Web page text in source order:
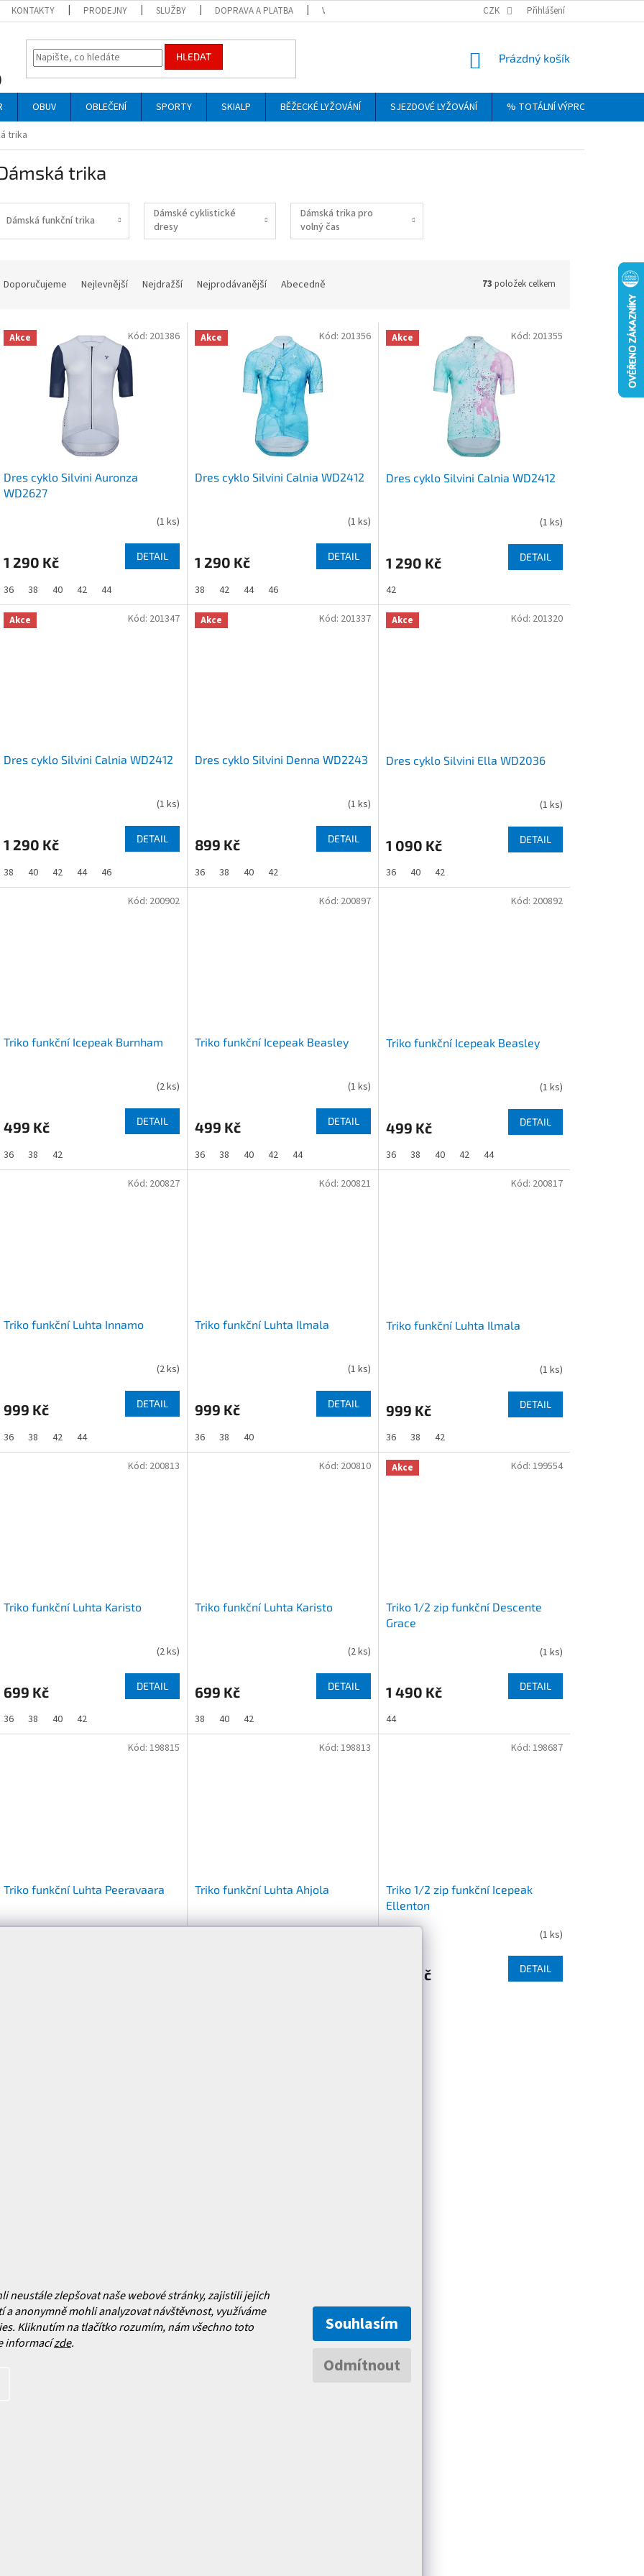
neustále zlepšovat naše webové stránky, zajistili jejich
a anonymně mohli analyzovat návštěvnost, využíváme
Kliknutím na tlačítko rozumím, nám všechno toto
informacízde.
Odmítnout
Souhlasím
KONTAKTY PRODEJNY SLUŽBY DOPRAVA A PLATBA VRÁCENÍ, VÝMĚNA A REKLAMACE ZBOŽÍ OBCHODNÍ PODMÍNKY
CZK Přihlášení
HLEDAT
NÁKUPNÍ
Prázdný košík
OBUV OBLEČENÍ SPORTY SKIALP BĚŽECKÉ LYŽOVÁNÍ SJEZDOVÉ LYŽOVÁNÍ % TOTÁLNÍ VÝPRODEJ
trika
trika
Dámská funkční trika
Dámské cyklistické
dresy
Dámská trika pro
volný čas
n
Doporučujeme Nejlevnější Nejdražší Nejprodávanější Abecedně 73 položek celkem
V Akce
Dres cyklo Silvini Auronza
WD2627
(1 ks)
1 290 Kč DETAIL
36 38 40 42 44
Kód: 201386 Akce
Dres cyklo Silvini Calnia WD2412
(1 ks)
1 290 Kč DETAIL
38 42 44 46
Kód: 201356 Akce
Dres cyklo Silvini Calnia WD2412
(1 ks)
1 290 Kč DETAIL
42
Kód: 201355
Akce
Dres cyklo Silvini Calnia WD2412
(1 ks)
1 290 Kč DETAIL
38 40 42 44 46
Kód: 201347 Akce
Dres cyklo Silvini Denna WD2243
(1 ks)
899 Kč DETAIL
36 38 40 42
Kód: 201337 Akce
Dres cyklo Silvini Ella WD2036
(1 ks)
1 090 Kč DETAIL
36 40 42
Kód: 201320
Triko funkční Icepeak Burnham
(2 ks)
499 Kč DETAIL
36 38 42
Kód: 200902
Triko funkční Icepeak Beasley
(1 ks)
499 Kč DETAIL
36 38 40 42 44
Kód: 200897
Triko funkční Icepeak Beasley
(1 ks)
499 Kč DETAIL
36 38 40 42 44
Kód: 200892
Triko funkční Luhta Innamo
(2 ks)
999 Kč DETAIL
36 38 42 44
Kód: 200827
Triko funkční Luhta Ilmala
(1 ks)
999 Kč DETAIL
36 38 40
Kód: 200821
Triko funkční Luhta Ilmala
(1 ks)
999 Kč DETAIL
36 38 42
Kód: 200817
Triko funkční Luhta Karisto
(2 ks)
699 Kč DETAIL
36 38 40 42
Kód: 200813
Triko funkční Luhta Karisto
(2 ks)
699 Kč DETAIL
38 40 42
Kód: 200810 Akce
Triko 1/2 zip funkční Descente
Grace
(1 ks)
1 490 Kč DETAIL
44
Kód: 199554
Triko funkční Luhta Peeravaara
Kód: 198815
Triko funkční Luhta Ahjola
Kód: 198813
Triko 1/2 zip funkční Icepeak
Ellenton
(1 ks)
999 Kč DETAIL
Kód: 198687
platba
a reklamace zboží
podmínky
ochrany osobních údajů
Často kladené dotazy
produktech na našem e-
s